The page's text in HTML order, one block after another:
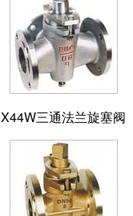
X44W三通法兰旋塞阀